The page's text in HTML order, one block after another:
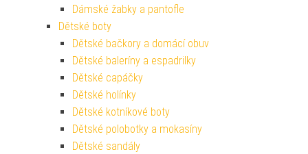
Dámské žabky a pantofle
Dětské boty
Dětské bačkory a domácí obuv
Dětské baleríny a espadrilky
Dětské capáčky
Dětské holínky
Dětské kotníkové boty
Dětské polobotky a mokasíny
Dětské sandály